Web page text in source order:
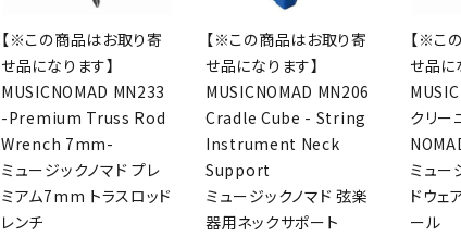
【※この商品はお取り寄
せ品になります】
MUSICNOMAD MN233
-Premium Truss Rod
Wrench 7mm-
ミュージックノマド プレ
ミアム7mm トラスロッド
レンチ
【※この商品はお取り寄
せ品になります】
MUSICNOMAD MN206
Cradle Cube - String
Instrument Neck
Support
ミュージックノマド 弦楽
器用ネックサポート
【※こ
せ品に
クリー
ミュー
ドウェ
ール